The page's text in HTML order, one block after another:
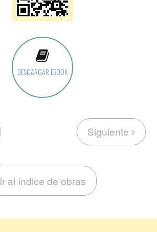
DESCARGAR EBOOK
Siguiente
Ir al índice de obras